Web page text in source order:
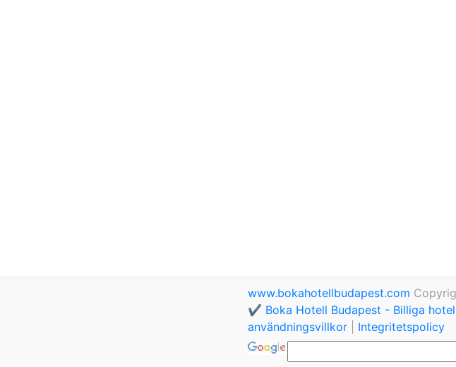
www.bokahotellbudapest.com
✔️ Boka Hotell Budapest - Billiga
användningsvillkor
Integritetspolicy